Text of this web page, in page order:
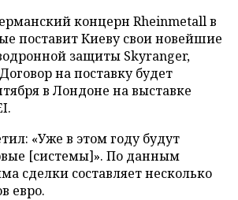
концерн Rheinmetall в
поставит Киеву свои новейшие
защиты Skyranger,
на поставку будет
в Лондоне на выставке
«Уже в этом году будут
[системы]». По данным
сделки составляет несколько
евро.